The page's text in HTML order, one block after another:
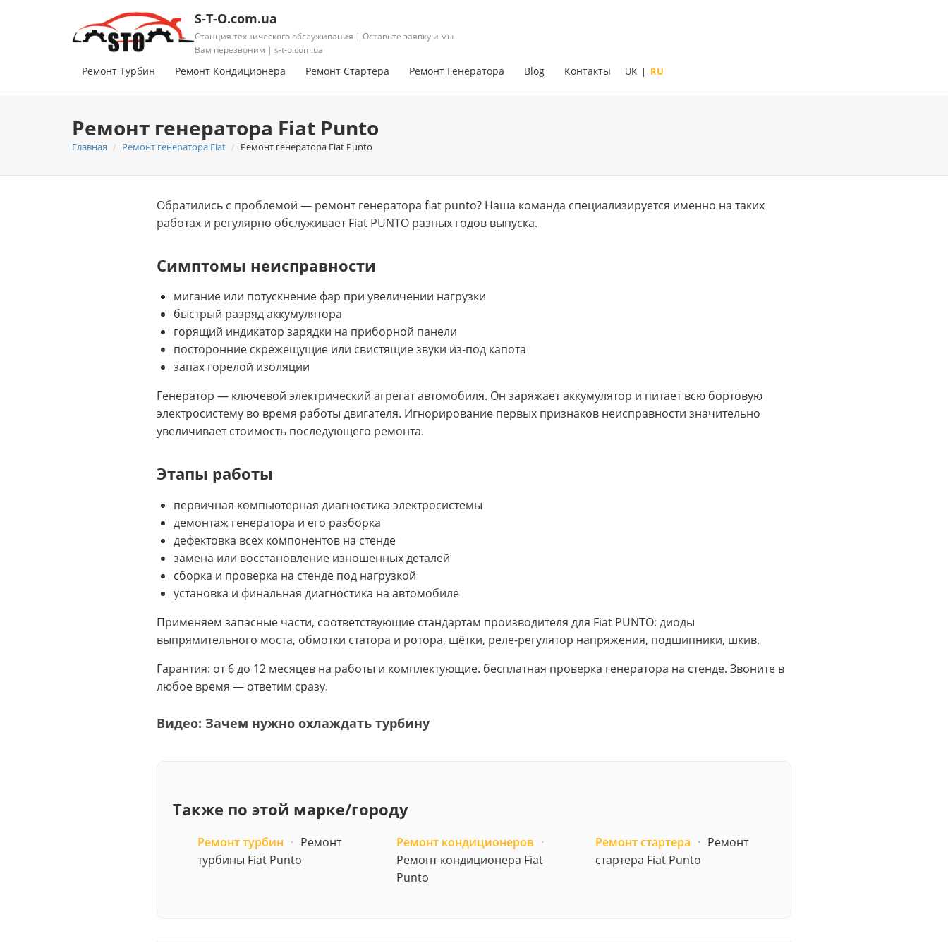
S-T-O.com.ua
Станция технического обслуживания | Оставьте заявку и мы
Вам перезвоним | s-t-o.com.ua
Ремонт Турбин Ремонт Кондиционера Ремонт Стартера Ремонт Генератора Blog Контакты UK | RU
Ремонт генератора Fiat Punto
Главная Ремонт генератора Fiat Ремонт генератора Fiat Punto
Обратились с проблемой — ремонт генератора fiat punto? Нашa команда специализируется именно на таких
работах и регулярно обслуживает Fiat PUNTO разных годов выпуска.
Симптомы неисправности
мигание или потускнение фар при увеличении нагрузки
быстрый разряд аккумулятора
горящий индикатор зарядки на приборной панели
посторонние скрежещущие или свистящие звуки из-под капота
запах горелой изоляции
Генератор — ключевой электрический агрегат автомобиля. Он заряжает аккумулятор и питает всю бортовую
электросистему во время работы двигателя. Игнорирование первых признаков неисправности значительно
увеличивает стоимость последующего ремонта.
Этапы работы
первичная компьютерная диагностика электросистемы
демонтаж генератора и его разборка
дефектовка всех компонентов на стенде
замена или восстановление изношенных деталей
сборка и проверка на стенде под нагрузкой
установка и финальная диагностика на автомобиле
Применяем запасные части, соответствующие стандартам производителя для Fiat PUNTO: диоды
выпрямительного моста, обмотки статора и ротора, щётки, реле-регулятор напряжения, подшипники, шкив.
Гарантия: от 6 до 12 месяцев на работы и комплектующие. бесплатная проверка генератора на стенде. Звоните в
любое время — ответим сразу.
Видео: Зачем нужно охлаждать турбину
Также по этой марке/городу
Ремонт турбин · Ремонт
турбины Fiat Punto
Ремонт кондиционеров ·
Ремонт кондиционера Fiat
Punto
Ремонт стартера · Ремонт
стартера Fiat Punto